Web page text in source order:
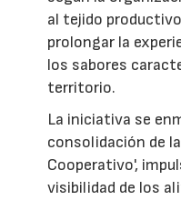
al tejido
prolongar la
los sabores
territorio.
La iniciativa se
consolidación de
Cooperativo',
visibilidad de los